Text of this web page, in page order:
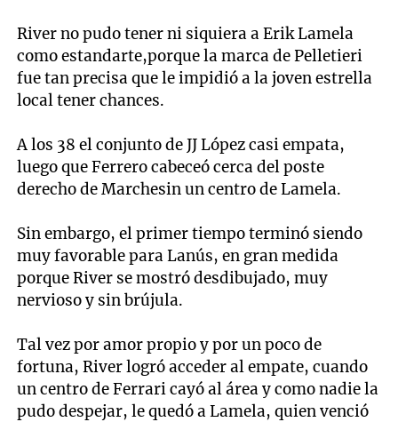
River no pudo tener ni siquiera a Erik Lamela
como estandarte,porque la marca de Pelletieri
fue tan precisa que le impidió a la joven estrella
local tener chances.
A los 38 el conjunto de JJ López casi empata,
luego que Ferrero cabeceó cerca del poste
derecho de Marchesin un centro de Lamela.
Sin embargo, el primer tiempo terminó siendo
muy favorable para Lanús, en gran medida
porque River se mostró desdibujado, muy
nervioso y sin brújula.
Tal vez por amor propio y por un poco de
fortuna, River logró acceder al empate, cuando
un centro de Ferrari cayó al área y como nadie la
pudo despejar, le quedó a Lamela, quien venció